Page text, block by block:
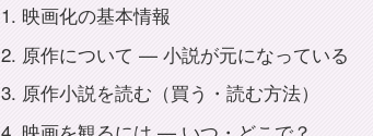
1. 映画化の基本情報
2. 原作について — 小説が元になっている
3. 原作小説を読む（買う・読む方法）